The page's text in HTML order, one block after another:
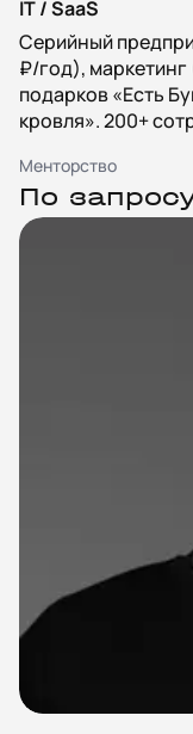
IT / SaaS
Серийный
₽/год), маркетинг
подарков «Есть
кровля». 200+
Менторство
По